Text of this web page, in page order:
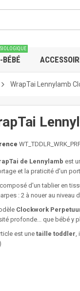
BÉBÉ
WrapTai Lennylamb
de Lennylamb est
et la praticité d'un
d'un tablier en
: 2 à nouer au niveau
Clockwork
profonde... que bébé y
est unetaille toddler,